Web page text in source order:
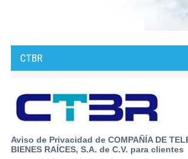
Prensa
Digital
Fundación
Carlos
CTBR
Aviso de Privacidad de COMPAÑÍA DE
BIENES RAÍCES, S.A. de C.V. para clientes